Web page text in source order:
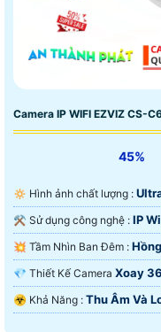
Camera IP WIFI EZVIZ CS-
45%
🔅 Hình ảnh chất lượng :
⚒ Sử dụng công nghệ : IP
💥 Tầm Nhìn Ban Đêm :
💎 Thiết Kế Camera Xoay
️☣️ Khả Năng : Thu Âm Và